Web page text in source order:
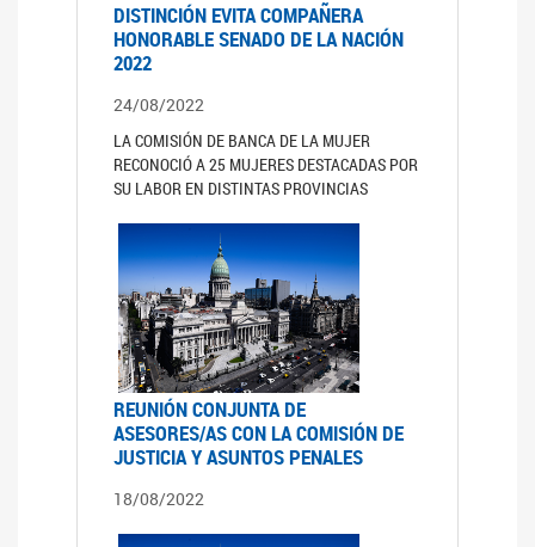
DISTINCIÓN EVITA COMPAÑERA
HONORABLE SENADO DE LA NACIÓN
2022
24/08/2022
LA COMISIÓN DE BANCA DE LA MUJER
RECONOCIÓ A 25 MUJERES DESTACADAS POR
SU LABOR EN DISTINTAS PROVINCIAS
REUNIÓN CONJUNTA DE
ASESORES/AS CON LA COMISIÓN DE
JUSTICIA Y ASUNTOS PENALES
18/08/2022